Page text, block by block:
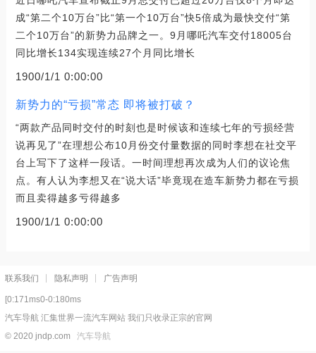
成“第二个10万台”比“第一个10万台”快5倍成为最快交付“第
二个10万台”的新势力品牌之一。9月哪吒汽车交付18005台
同比增长134实现连续27个月同比增长
1900/1/1 0:00:00
新势力的“亏损”常态 即将被打破？
“两款产品同时交付的时刻也是时候该和连续七年的亏损经营
说再见了”在理想公布10月份交付量数据的同时李想在社交平
台上写下了这样一段话。一时间理想再次成为人们的议论焦
点。有人认为李想又在“说大话”毕竟现在造车新势力都在亏损
而且卖得越多亏得越多
1900/1/1 0:00:00
联系我们 隐私声明 广告声明
[0:171ms0-0:180ms
汽车导航 汇集世界一流汽车网站 我们只收录正宗的官网
© 2020 jndp.com 汽车导航